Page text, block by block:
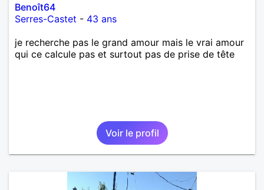
Benoît64
Serres-Castet - 43 ans
je recherche pas le grand amour mais le vrai amour
qui ce calcule pas et surtout pas de prise de tête
Voir le profil